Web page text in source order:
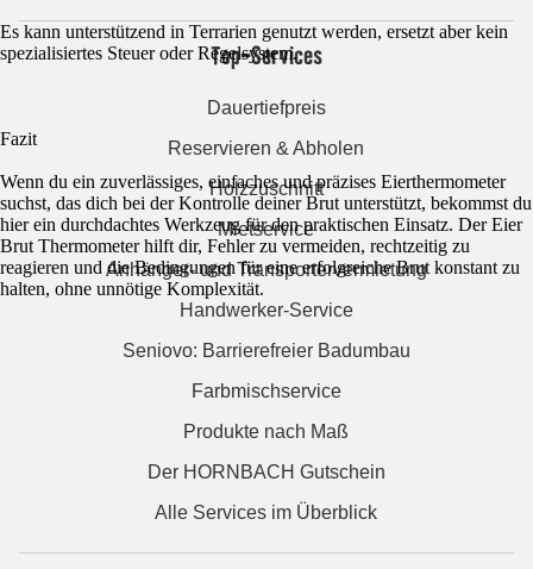
Es kann unterstützend in Terrarien genutzt werden, ersetzt aber kein
spezialisiertes Steuer oder Regelsystem.
Fazit
Wenn du ein zuverlässiges, einfaches und präzises Eierthermometer
suchst, das dich bei der Kontrolle deiner Brut unterstützt, bekommst du
hier ein durchdachtes Werkzeug für den praktischen Einsatz. Der Eier
Brut Thermometer hilft dir, Fehler zu vermeiden, rechtzeitig zu
reagieren und die Bedingungen für eine erfolgreiche Brut konstant zu
halten, ohne unnötige Komplexität.
Top-Services
Dauertiefpreis
Reservieren & Abholen
Holzzuschnitt
Mietservice
Anhänger- und Transportervermietung
Handwerker-Service
Seniovo: Barrierefreier Badumbau
Farbmischservice
Produkte nach Maß
Der HORNBACH Gutschein
Alle Services im Überblick